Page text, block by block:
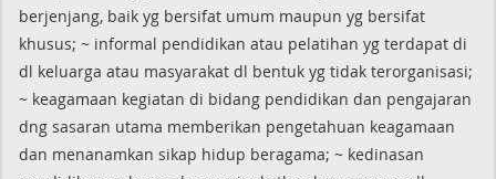
berjenjang, baik yg bersifat umum maupun yg bersifat
khusus; ~ informal pendidikan atau pelatihan yg terdapat di
dl keluarga atau masyarakat dl bentuk yg tidak terorganisasi;
~ keagamaan kegiatan di bidang pendidikan dan pengajaran
dng sasaran utama memberikan pengetahuan keagamaan
dan menanamkan sikap hidup beragama; ~ kedinasan